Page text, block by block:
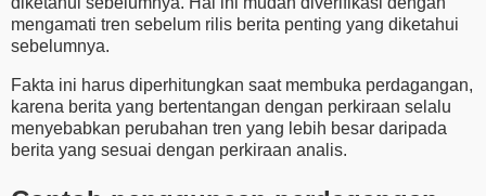
mengamati tren sebelum rilis berita penting yang diketahui
sebelumnya.
Fakta ini harus diperhitungkan saat membuka perdagangan,
karena berita yang bertentangan dengan perkiraan selalu
menyebabkan perubahan tren yang lebih besar daripada
berita yang sesuai dengan perkiraan analis.